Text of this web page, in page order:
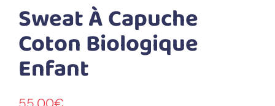
Sweat À Capuche
Coton Biologique
Enfant